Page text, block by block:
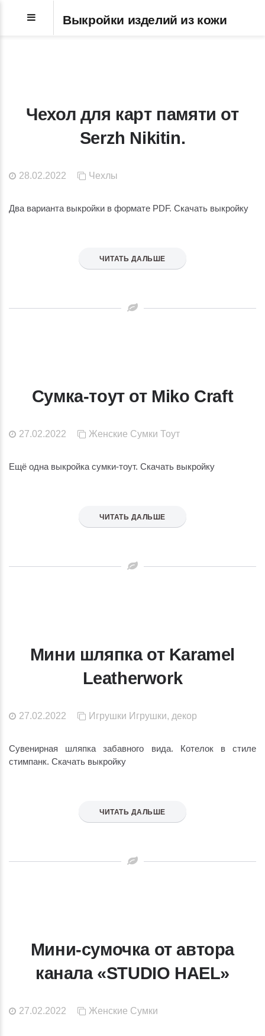
Выкройки изделий из кожи
Чехол для карт памяти от
Serzh Nikitin.
28.02.2022 Чехлы
Два варианта выкройки в формате PDF. Скачать выкройку
ЧИТАТЬ ДАЛЬШЕ
Сумка-тоут от Miko Craft
27.02.2022 Женские Сумки Тоут
Ещё одна выкройка сумки-тоут. Скачать выкройку
ЧИТАТЬ ДАЛЬШЕ
Мини шляпка от Karamel
Leatherwork
27.02.2022 Игрушки Игрушки, декор
Сувенирная шляпка забавного вида. Котелок в стиле
стимпанк. Скачать выкройку
ЧИТАТЬ ДАЛЬШЕ
Мини-сумочка от автора
канала «STUDIO HAEL»
27.02.2022 Женские Сумки